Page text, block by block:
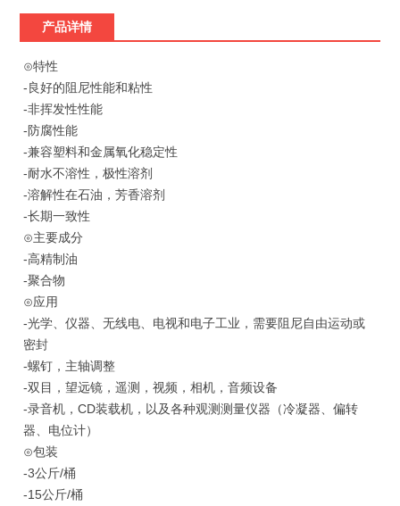
产品详情
⊙特性
-良好的阻尼性能和粘性
-非挥发性性能
-防腐性能
-兼容塑料和金属氧化稳定性
-耐水不溶性，极性溶剂
-溶解性在石油，芳香溶剂
-长期一致性
⊙主要成分
-高精制油
-聚合物
⊙应用
-光学、仪器、无线电、电视和电子工业，需要阻尼自由运动或
密封
-螺钉，主轴调整
-双目，望远镜，遥测，视频，相机，音频设备
-录音机，CD装载机，以及各种观测测量仪器（冷凝器、偏转
器、电位计）
⊙包装
-3公斤/桶
-15公斤/桶